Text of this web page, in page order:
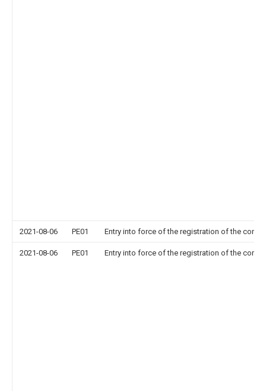
2021-08-06 PE01 Entry into force of the registration of the
2021-08-06 PE01 Entry into force of the registration of the